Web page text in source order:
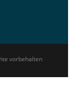
vorbehalten